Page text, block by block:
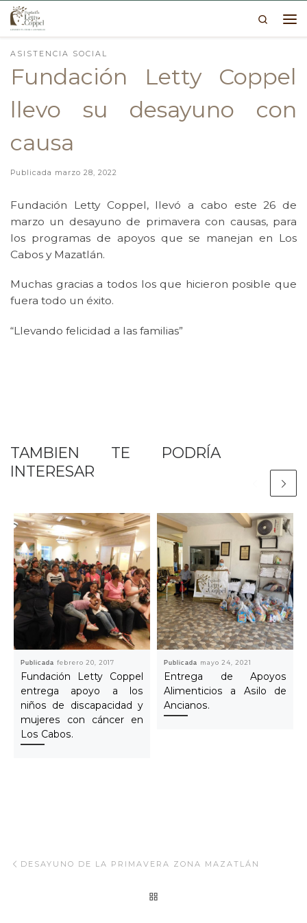
Skip to content
Search
ASISTENCIA SOCIAL
Fundación Letty Coppel
llevo su desayuno con
causa
Publicada marzo 28, 2022
Fundación Letty Coppel, llevó a cabo este 26 de
marzo un desayuno de primavera con causas, para
los programas de apoyos que se manejan en Los
Cabos y Mazatlán.
Muchas gracias a todos los que hicieron posible que
fuera todo un éxito.
“Llevando felicidad a las familias”
TAMBIEN TE PODRÍA
INTERESAR
Publicadafebrero 20, 2017
Fundación Letty Coppel
entrega apoyo a los
niños de discapacidad y
mujeres con cáncer en
Los Cabos.
Publicada mayo 24, 2021
Entrega de Apoyos
Alimenticios a Asilo de
Ancianos.
Navegar Artículo
DESAYUNO DE LA PRIMAVERA ZONA MAZATLÁN